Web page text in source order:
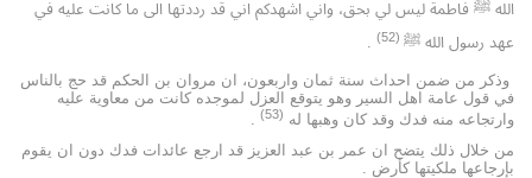
الله ﷺ فاطمة ليس لي بحق، واني اشهدكم اني قد رددتها الى ما كانت عليه في
عهد رسول الله ﷺ (52)
.
وذكر من ضمن احداث سنة ثمان واربعون، ان مروان بن الحكم قد حج بالناس
في قول عامة اهل السير وهو يتوقع العزل لموجده كانت من معاوية عليه
وارتجاعه منه فدك وقد كان وهبها له (53)
.
من خلال ذلك يتضح ان عمر بن عبد العزيز قد ارجع عائدات فدك دون ان يقوم
بإرجاعها ملكيتها كأرض .